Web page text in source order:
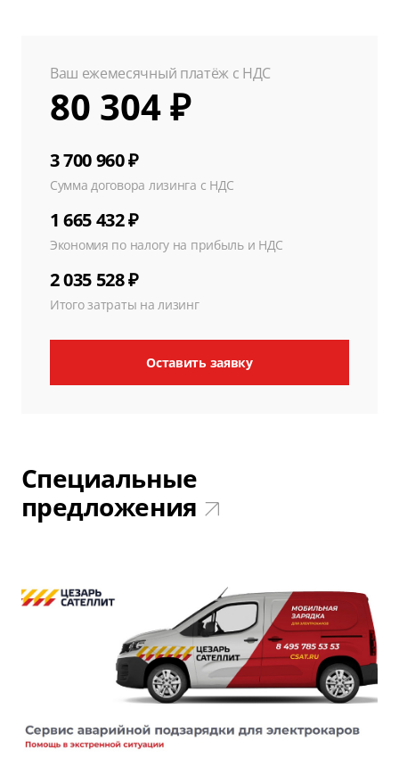
Ваш ежемесячный платёж с НДС
80 304 ₽
3 700 960 ₽
Сумма договора лизинга с НДС
1 665 432 ₽
Экономия по налогу на прибыль и НДС
2 035 528 ₽
Итого затраты на лизинг
Оставить заявку
Специальные
предложения